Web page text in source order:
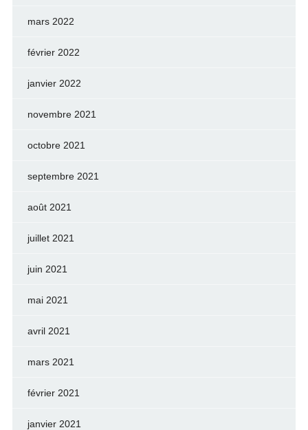
mars 2022
février 2022
janvier 2022
novembre 2021
octobre 2021
septembre 2021
août 2021
juillet 2021
juin 2021
mai 2021
avril 2021
mars 2021
février 2021
janvier 2021